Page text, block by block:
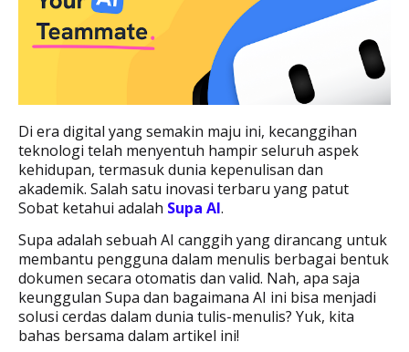
Di era digital yang semakin maju ini, kecanggihan
teknologi telah menyentuh hampir seluruh aspek
kehidupan, termasuk dunia kepenulisan dan
akademik. Salah satu inovasi terbaru yang patut
Sobat ketahui adalah Supa AI.
Supa adalah sebuah AI canggih yang dirancang untuk
membantu pengguna dalam menulis berbagai bentuk
dokumen secara otomatis dan valid. Nah, apa saja
keunggulan Supa dan bagaimana AI ini bisa menjadi
solusi cerdas dalam dunia tulis-menulis? Yuk, kita
bahas bersama dalam artikel ini!